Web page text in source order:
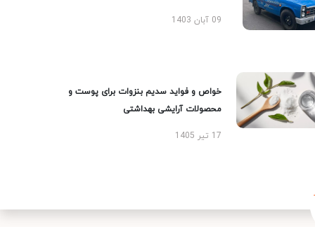
09 آبان 1403
خواص و فواید سدیم بنزوات برای پوست و
محصولات آرایشی بهداشتی
17 تیر 1405